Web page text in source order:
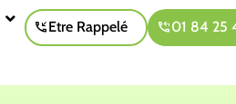
Etre Rappelé 01 84 25